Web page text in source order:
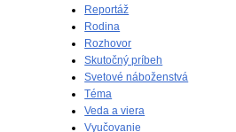
Reportáž
Rodina
Rozhovor
Skutočný príbeh
Svetové náboženstvá
Téma
Veda a viera
Vyučovanie